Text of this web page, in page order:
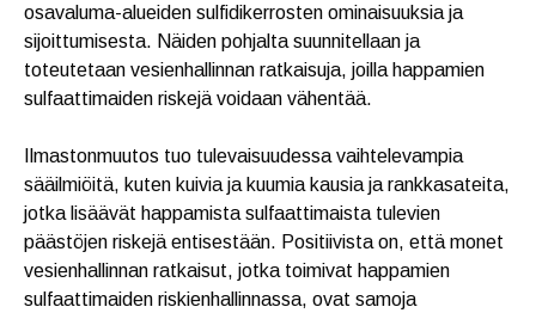
osavaluma-alueiden sulfidikerrosten ominaisuuksia ja
sijoittumisesta. Näiden pohjalta suunnitellaan ja
toteutetaan vesienhallinnan ratkaisuja, joilla happamien
sulfaattimaiden riskejä voidaan vähentää.
Ilmastonmuutos tuo tulevaisuudessa vaihtelevampia
sääilmiöitä, kuten kuivia ja kuumia kausia ja rankkasateita,
jotka lisäävät happamista sulfaattimaista tulevien
päästöjen riskejä entisestään. Positiivista on, että monet
vesienhallinnan ratkaisut, jotka toimivat happamien
sulfaattimaiden riskienhallinnassa, ovat samoja